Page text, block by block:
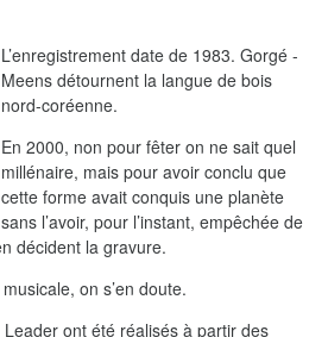
L’enregistrement date de 1983. Gorgé -
Meens détournent la langue de bois
nord-coréenne.
En 2000, non pour fêter on ne sait quel
millénaire, mais pour avoir conclu que
cette forme avait conquis une planète
sans l’avoir, pour l’instant, empêchée de
décident la gravure.
on s’en doute.
ont été réalisés à partir des